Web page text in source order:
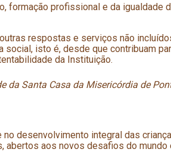
formação profissional e da igualdade
respostas e serviços não
social, isto é, desde que contribuam
da Instituição.
da Santa Casa da Misericórdia de
no desenvolvimento integral das
abertos aos novos desafios do mundo